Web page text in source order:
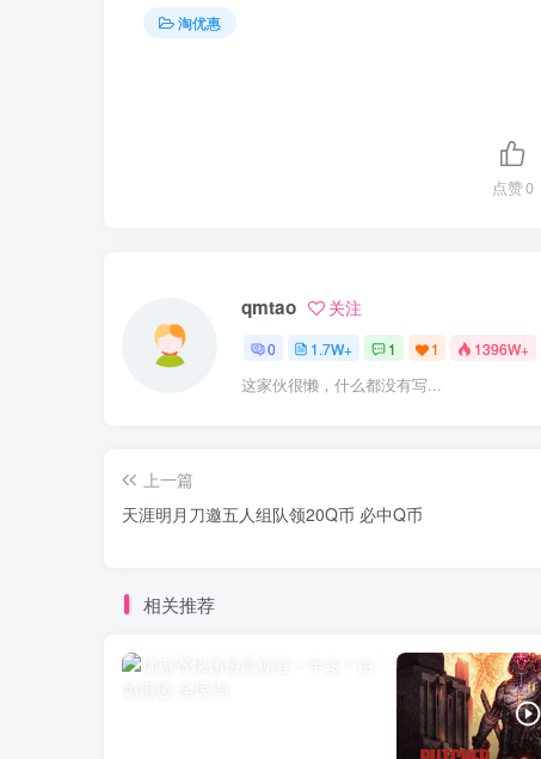
淘优惠
点赞0
qmtao 关注
0 1.7W+ 1 1 1396W+
这家伙很懒，什么都没有写...
上一篇
天涯明月刀邀五人组队领20Q币 必中Q币
相关推荐